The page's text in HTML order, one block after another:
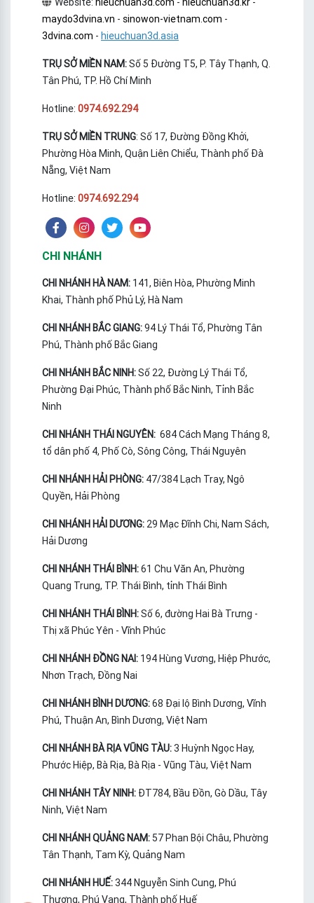
maydo3dvina.vn - sinowon-vietnam.com -
3dvina.com - hieuchuan3d.asia
TRỤ SỞ MIỀN NAM:Số 5 Đường T5, P. Tây Thạnh, Q.
Tân Phú, TP. Hồ Chí Minh
Hotline: 0974.692.294
TRỤ SỞ MIỀN TRUNG: Số 17, Đường Đồng Khởi,
Phường Hòa Minh, Quận Liên Chiểu, Thành phố Đà
Nẵng, Việt Nam
Hotline: 0974.692.294
CHI NHÁNH
CHI NHÁNH HÀ NAM: 141, Biên Hòa, Phường Minh
Khai, Thành phố Phủ Lý, Hà Nam
CHI NHÁNH BẮC GIANG:94 Lý Thái Tổ, Phường Tân
Phú, Thành phố Bắc Giang
CHI NHÁNH BẮC NINH:Số 22, Đường Lý Thái Tổ,
Phường Đại Phúc, Thành phố Bắc Ninh, Tỉnh Bắc
Ninh
CHI NHÁNH THÁI NGUYÊN: 684 Cách Mạng Tháng 8,
tổ dân phố 4, Phố Cò, Sông Công, Thái Nguyên
CHI NHÁNH HẢI PHÒNG: 47/384 Lạch Tray, Ngô
Quyền, Hải Phòng
CHI NHÁNH HẢI DƯƠNG: 29 Mạc Đĩnh Chi, Nam Sách,
Hải Dương
CHI NHÁNH THÁI BÌNH:61 Chu Văn An, Phường
Quang Trung, TP. Thái Bình, tỉnh Thái Bình
CHI NHÁNH THÁI BÌNH:Số 6, đường Hai Bà Trưng -
Thị xã Phúc Yên - Vĩnh Phúc
CHI NHÁNH ĐỒNG NAI: 194 Hùng Vương, Hiệp Phước,
Nhơn Trạch, Đồng Nai
CHI NHÁNH BÌNH DƯƠNG:68 Đại lộ Bình Dương, Vĩnh
Phú, Thuận An, Bình Dương, Việt Nam
CHI NHÁNH BÀ RỊA VŨNG TÀU:3 Huỳnh Ngọc Hay,
Phước Hiệp, Bà Rịa, Bà Rịa - Vũng Tàu, Việt Nam
CHI NHÁNH TÂY NINH: ĐT784, Bầu Đồn, Gò Dầu, Tây
Ninh, Việt Nam
CHI NHÁNH QUẢNG NAM: 57 Phan Bội Châu, Phường
Tân Thạnh, Tam Kỳ, Quảng Nam
CHI NHÁNH HUẾ:344 Nguyễn Sinh Cung, Phú
Thượng, Phú Vang, Thành phố Huế